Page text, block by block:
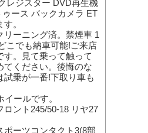
レジスター DVD再生機
ース バックカメラ ET
。
ーニング済。禁煙車 1
こでも納車可能!ご来店
す。見て乗って触って
てください。後悔のな
試乗が一番!下取り車も
ールです。
ロント245/50-18 リヤ27
ポーツコンタクト3(8部